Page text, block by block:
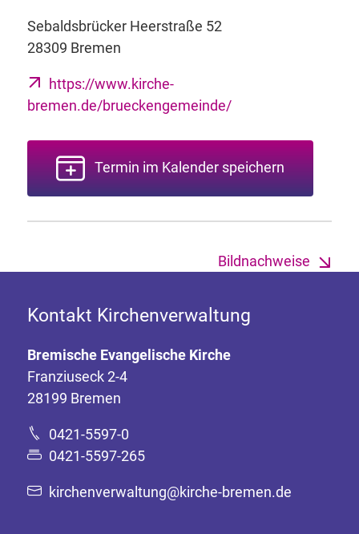
Sebaldsbrücker Heerstraße 52
28309 Bremen
https://www.kirche-
bremen.de/brueckengemeinde/
Termin im Kalender speichern
Bildnachweise
Kontakt Kirchenverwaltung
Bremische Evangelische Kirche
Franziuseck 2-4
28199 Bremen
0421-5597-0
0421-5597-265
kirchenverwaltung@kirche-bremen.de